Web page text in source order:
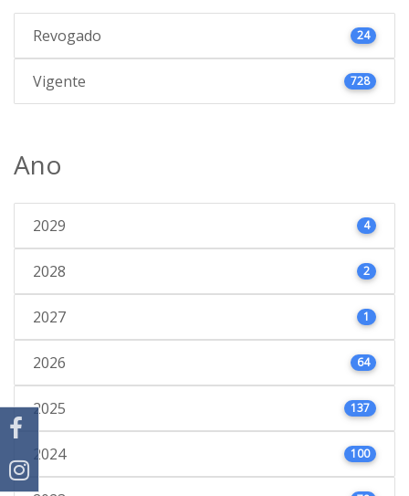
Revogado 24
Vigente 728
Ano
2029 4
2028 2
2027 1
2026 64
2025 137
2024 100